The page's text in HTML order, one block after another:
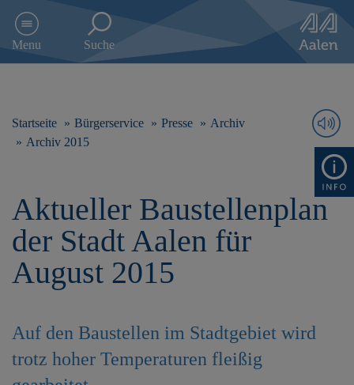
e
p
Menu Suche
Startseite Bürgerservice Presse
Archiv
Archiv 2015
Aktueller Baustellenplan
der Stadt Aalen für
August 2015
Auf den Baustellen im Stadtgebiet wird
trotz hoher Temperaturen fleißig